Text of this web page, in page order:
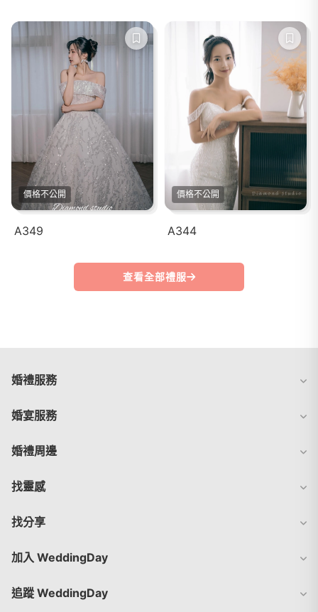
價格不公開
A349
價格不公開
A344
查看全部禮服
婚禮服務
婚宴服務
婚禮周邊
找靈感
找分享
加入 WeddingDay
追蹤 WeddingDay